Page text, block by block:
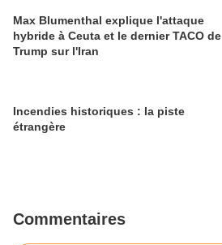
Max Blumenthal explique l'attaque
hybride à Ceuta et le dernier TACO de
Trump sur l'Iran
Incendies historiques : la piste
étrangère
Commentaires